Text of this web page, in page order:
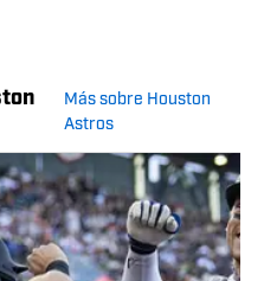
Más sobre Houston
Astros